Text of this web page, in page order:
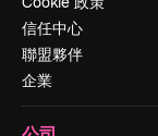
信任中心
聯盟夥伴
企業